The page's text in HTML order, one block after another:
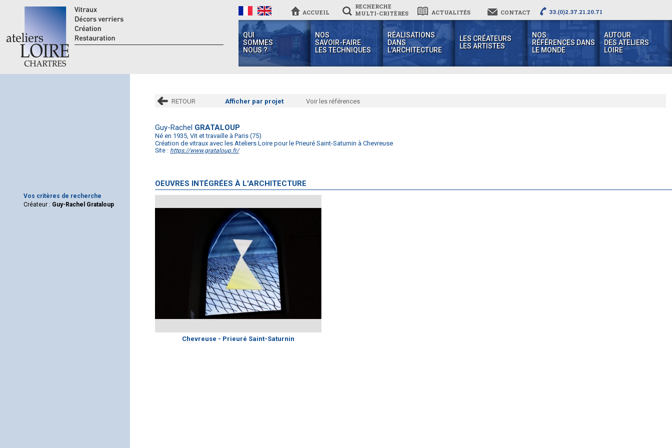
ACCUEIL
RECHERCHE
MULTI-CRITÈRES
ACTUALITÉS CONTACT 33.(0)2.37.21.20.71
QUI
SOMMES
NOUS ?
NOS
SAVOIR-FAIRE
LES TECHNIQUES
RÉALISATIONS
DANS
L'ARCHITECTURE
LES CRÉATEURS
LES ARTISTES
NOS
RÉFÉRENCES DANS
LE MONDE
AUTOUR
DES ATELIERS
LOIRE
Vos critères de recherche
Créateur : Guy-Rachel Grataloup
RETOUR Afficher par projet Voir les références
Guy-Rachel GRATALOUP
Né en 1935, Vit et travaille à Paris (75)
Création de vitraux avec les Ateliers Loire pour le Prieuré Saint-Saturnin à Chevreuse
Site : https://www.grataloup.fr/
OEUVRES INTÉGRÉES À L'ARCHITECTURE
Chevreuse - Prieuré Saint-Saturnin